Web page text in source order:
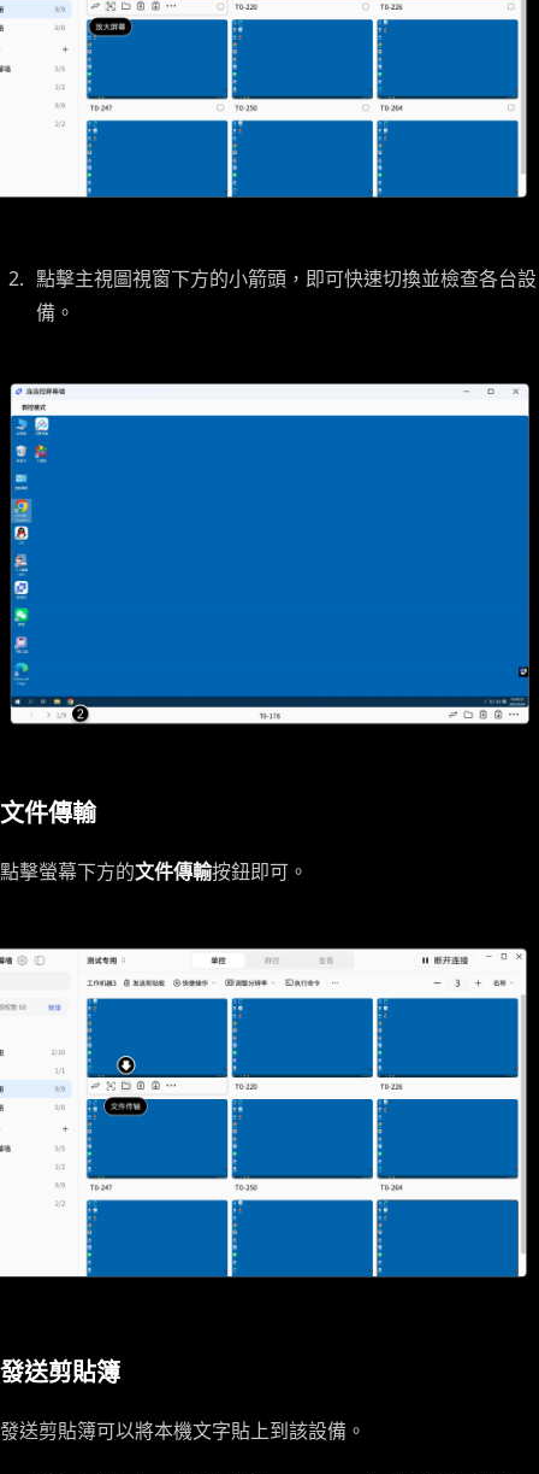
點擊主視圖視窗下方的小箭頭，即可快速切換並檢查各台設
備。
文件傳輸
點擊螢幕下方的文件傳輸按鈕即可。
發送剪貼簿
發送剪貼簿可以將本機文字貼上到該設備。